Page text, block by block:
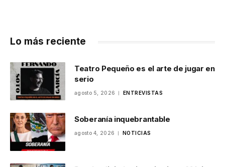
Lo más reciente
Teatro Pequeño es el arte de jugar en
serio
agosto 5, 2026 ENTREVISTAS
Soberanía inquebrantable
agosto 4, 2026 NOTICIAS